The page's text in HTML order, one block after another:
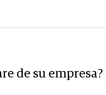
de su empresa?